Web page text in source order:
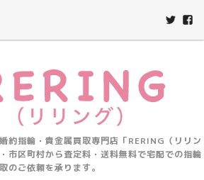
約指輪・貴金属買取専門店「RERING（リリン
市区町村から査定料・送料無料で宅配での指輪
のご依頼を承ります。